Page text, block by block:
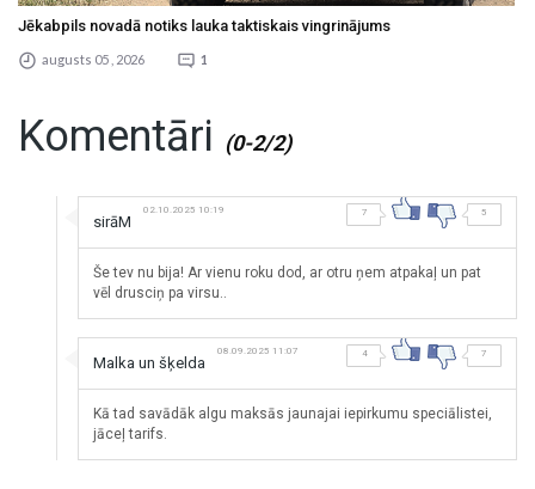
Jēkabpils novadā notiks lauka taktiskais vingrinājums
augusts 05 , 2026 1
Komentāri (0-2/2)
sirāM
02.10.2025 10:19 7 5
Še tev nu bija! Ar vienu roku dod, ar otru ņem atpakaļ un pat
vēl drusciņ pa virsu..
Malka un šķelda
08.09.2025 11:07 4 7
Kā tad savādāk algu maksās jaunajai iepirkumu speciālistei,
jāceļ tarifs.